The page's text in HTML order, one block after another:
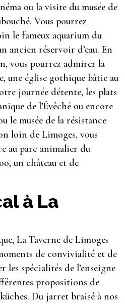
ou la visite du musée de
Vous pourrez
le fameux aquarium du
ancien réservoir d’eau. En
vous pourrez admirer la
une église gothique bâtie au
journée détente, les plats
de l’Évêché ou encore
le musée de la résistance
loin de Limoges, vous
au parc animalier du
un château et de
à La
La Taverne de Limoges
de convivialité et de
les spécialités de l’enseigne
propositions de
Du jarret braisé à nos